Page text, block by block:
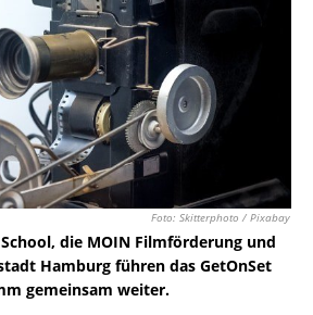
Foto: Skitterphoto / Pixabay
die MOIN Filmförderung und
Hamburg führen das GetOnSet
gemeinsam weiter.